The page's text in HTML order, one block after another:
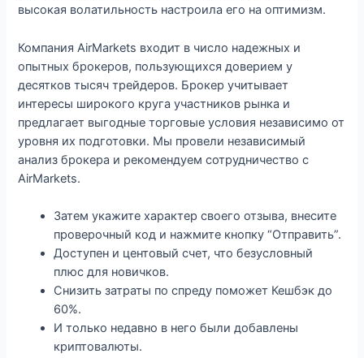
высокая волатильность настроила его на оптимизм.
Компания AirMarkets входит в число надежных и
опытных брокеров, пользующихся доверием у
десятков тысяч трейдеров. Брокер учитывает
интересы широкого круга участников рынка и
предлагает выгодные торговые условия независимо от
уровня их подготовки. Мы провели независимый
анализ брокера и рекомендуем сотрудничество с
AirMarkets.
Затем укажите характер своего отзыва, внесите
проверочный код и нажмите кнопку “Отправить”.
Доступен и центовый счет, что безусловный
плюс для новичков.
Снизить затраты по спреду поможет Кешбэк до
60%.
И только недавно в него были добавлены
криптовалюты.